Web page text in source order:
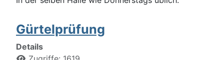
Gürtelprüfung
Details